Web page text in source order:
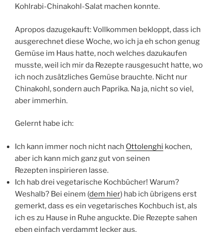
Kohlrabi-Chinakohl-Salat machen konnte.
Apropos dazugekauft: Vollkommen bekloppt, dass ich
ausgerechnet diese Woche, wo ich ja eh schon genug
Gemüse im Haus hatte, noch welches dazukaufen
musste, weil ich mir da Rezepte rausgesucht hatte, wo
ich noch zusätzliches Gemüse brauchte. Nicht nur
Chinakohl, sondern auch Paprika. Na ja, nicht so viel,
aber immerhin.
Gelernt habe ich:
Ich kann immer noch nicht nach Ottolenghi kochen,
aber ich kann mich ganz gut von seinen
Rezepten inspirieren lasse.
Ich hab drei vegetarische Kochbücher! Warum?
Weshalb? Bei einem (dem hier) hab ich übrigens erst
gemerkt, dass es ein vegetarisches Kochbuch ist, als
ich es zu Hause in Ruhe anguckte. Die Rezepte sahen
eben einfach verdammt lecker aus.